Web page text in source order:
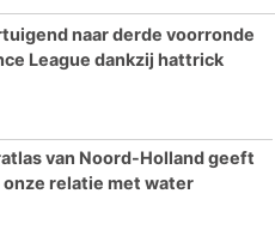
naar derde voorronde
League dankzij hattrick
van Noord-Holland geeft
relatie met water